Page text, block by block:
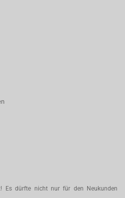
Es dürfte nicht nur für den Neukunden